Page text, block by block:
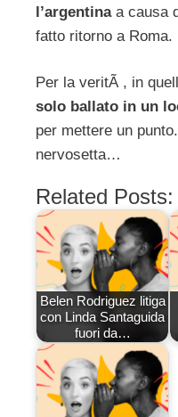
l’argentinaa causa
fatto ritorno a Roma.
Per la veritÃ , in
solo ballato in un
per mettere un
nervosetta…
Related Posts:
Belen Rodriguez litiga
con Linda Santaguida
fuori da…